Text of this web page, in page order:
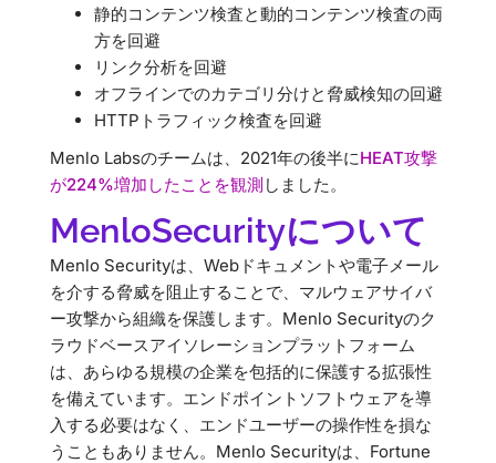
静的コンテンツ検査と動的コンテンツ検査の両
方を回避
リンク分析を回避
オフラインでのカテゴリ分けと脅威検知の回避
HTTPトラフィック検査を回避
Menlo Labsのチームは、2021年の後半にHEAT攻撃
が224%増加したことを観測 しました。
MenloSecurityについて
Menlo Securityは、Webドキュメントや電子メール
を介する脅威を阻止することで、マルウェアサイバ
ー攻撃から組織を保護します。Menlo Securityのク
ラウドベースアイソレーションプラットフォーム
は、あらゆる規模の企業を包括的に保護する拡張性
を備えています。エンドポイントソフトウェアを導
入する必要はなく、エンドユーザーの操作性を損な
うこともありません。Menlo Securityは、Fortune